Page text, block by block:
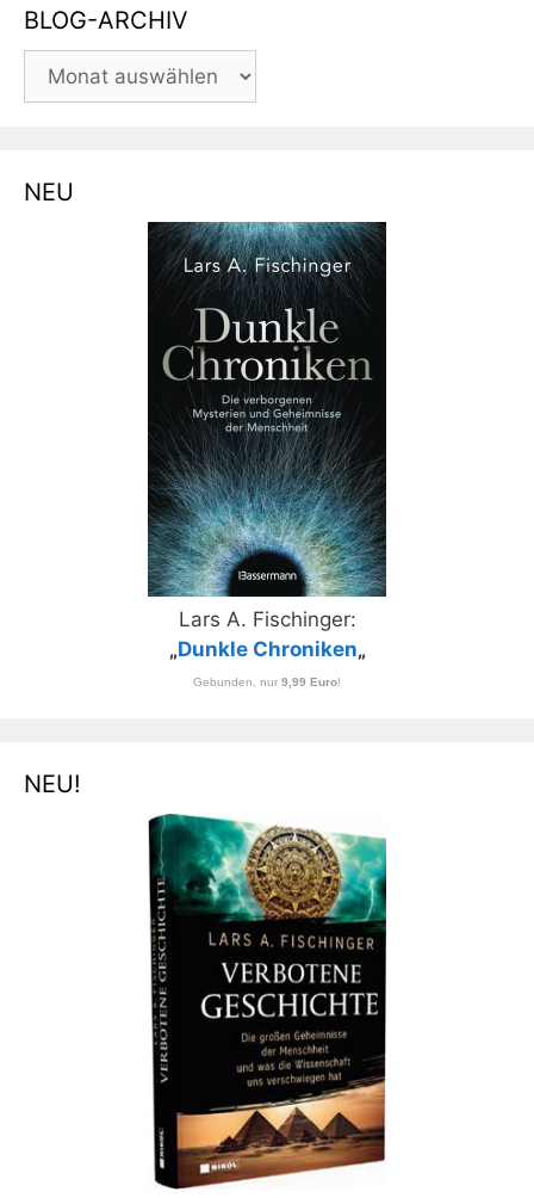
BLOG-ARCHIV
BLOG-
ARCHIV
NEU
Lars A. Fischinger:
„Dunkle Chroniken„
Gebunden, nur 9,99 Euro!
NEU!